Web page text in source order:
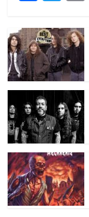
c
e
b
o
o
k
itt
er